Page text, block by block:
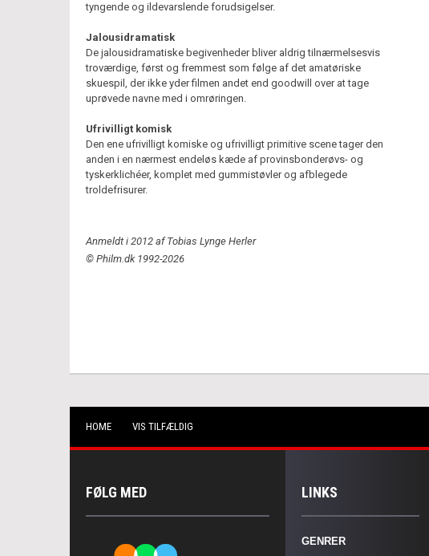
tyngende og ildevarslende forudsigelser.
Jalousidramatisk
De jalousidramatiske begivenheder bliver aldrig tilnærmelsesvis
troværdige, først og fremmest som følge af det amatøriske
skuespil, der ikke yder filmen andet end goodwill over at tage
uprøvede navne med i omrøringen.
Ufrivilligt komisk
Den ene ufrivilligt komiske og ufrivilligt primitive scene tager den
anden i en nærmest endeløs kæde af provinsbonderøvs- og
tyskerklichéer, komplet med gummistøvler og afblegede
troldefrisurer.
Anmeldt i 2012 af Tobias Lynge Herler
© Philm.dk 1992-2026
HOME VIS TILFÆLDIG
FØLG MED LINKS
GENRER